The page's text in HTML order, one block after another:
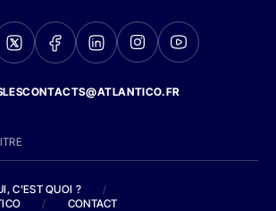
C'EST QUOI ?
/
/ CONTACT